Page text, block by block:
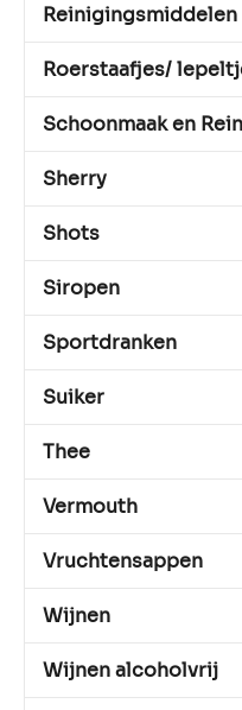
Reinigingsmiddelen
Roerstaafjes/
Schoonmaak en
Sherry
Shots
Siropen
Sportdranken
Suiker
Thee
Vermouth
Vruchtensappen
Wijnen
Wijnen alcoholvrij